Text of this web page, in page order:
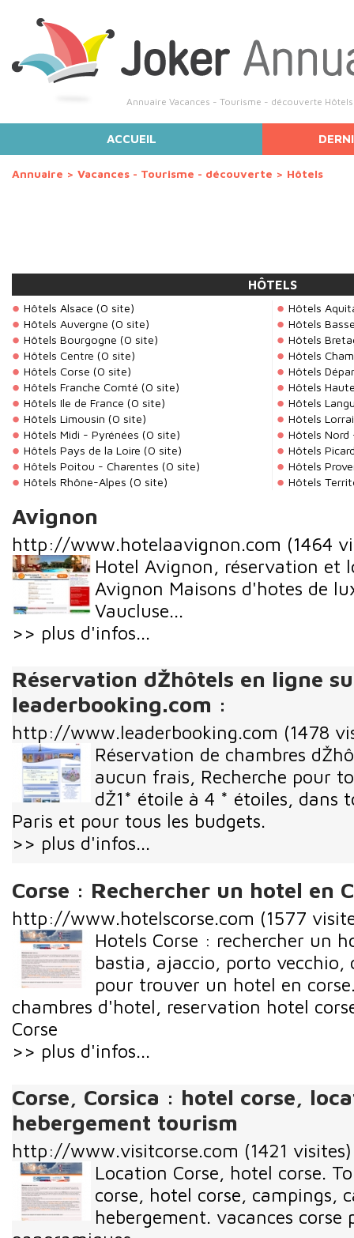
Annuaire Vacances - Tourisme - découverte
HÔTELS
ACCUEIL
Annuaire > Vacances - Tourisme - découverte > Hôtels
Hôtels Alsace (0 site)
Hôtels
Hôtels Auvergne (0 site)
Hôtels
Hôtels Bourgogne (0 site)
Hôtels
Hôtels Centre (0 site)
Hôtels
Hôtels Corse (0 site)
Hôtels
Hôtels Franche Comté (0 site)
Hôtels
Hôtels Ile de France (0 site)
Hôtels
Hôtels Limousin (0 site)
Hôtels
Hôtels Midi - Pyrénées (0 site)
Hôtels Nord
Hôtels Pays de la Loire (0 site)
Hôtels
Hôtels Poitou - Charentes (0 site)
Hôtels
Hôtels Rhône-Alpes (0 site) Hôtels
Avignon
http://www.hotelaavignon.com (1464
Hotel Avignon, réservation et
Avignon Maisons d'hotes de
Vaucluse...
>> plus d'infos...
Réservation dŽhôtels en ligne
leaderbooking.com :
http://www.leaderbooking.com (1478
Réservation de chambres
aucun frais, Recherche pour
dŽ1* étoile à 4 * étoiles, dans
Paris et pour tous les budgets.
>> plus d'infos...
Corse : Rechercher un hotel en
http://www.hotelscorse.com (1577
Hotels Corse : rechercher un
bastia, ajaccio, porto vecchio,
pour trouver un hotel en
chambres d'hotel, reservation hotel
Corse
>> plus d'infos...
Corse, Corsica : hotel corse,
hebergement tourism
http://www.visitcorse.com (1421 visites)
Location Corse, hotel corse.
corse, hotel corse, campings,
hebergement. vacances corse